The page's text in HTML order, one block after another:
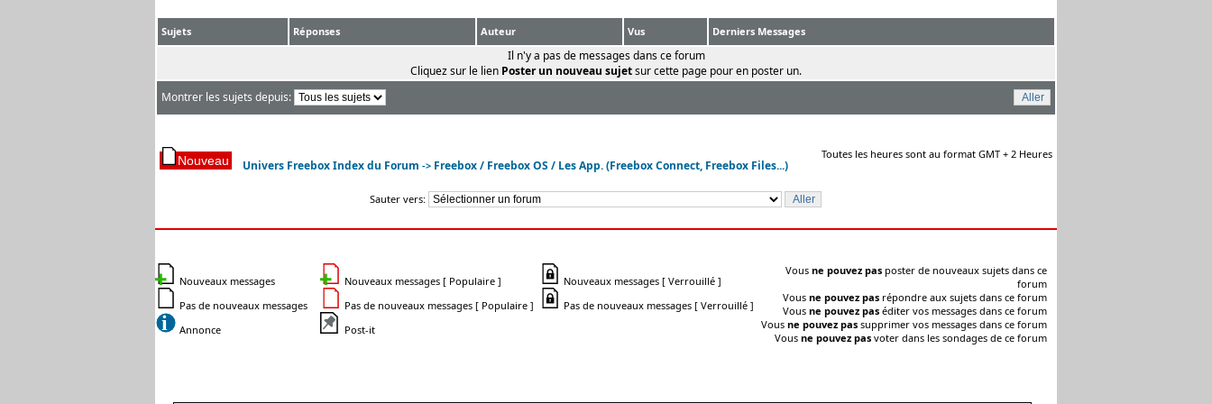
Sujets Réponses Auteur Vus Derniers Messages
Il n'y a pas de messages dans ce forum
Cliquez sur le lien Poster un nouveau sujetsur cette page pour en poster un.
Montrer les sujets depuis:
Univers Freebox Index du Forum -> Freebox / Freebox OS / Les App. (Freebox Connect, Freebox Files...)
Toutes les heures sont au format GMT + 2 Heures
Sauter vers:
Nouveaux messages
Pas de nouveaux messages
Annonce
Nouveaux messages [ Populaire ]
Pas de nouveaux messages [ Populaire ]
Post-it
Nouveaux messages [ Verrouillé ]
Pas de nouveaux messages [ Verrouillé ]
Vous ne pouvez pas poster de nouveaux sujets dans ce
forum
Vous ne pouvez pas répondre aux sujets dans ce forum
Vous ne pouvez pas éditer vos messages dans ce forum
Vous ne pouvez pas supprimer vos messages dans ce forum
Vous ne pouvez pas voter dans les sondages de ce forum